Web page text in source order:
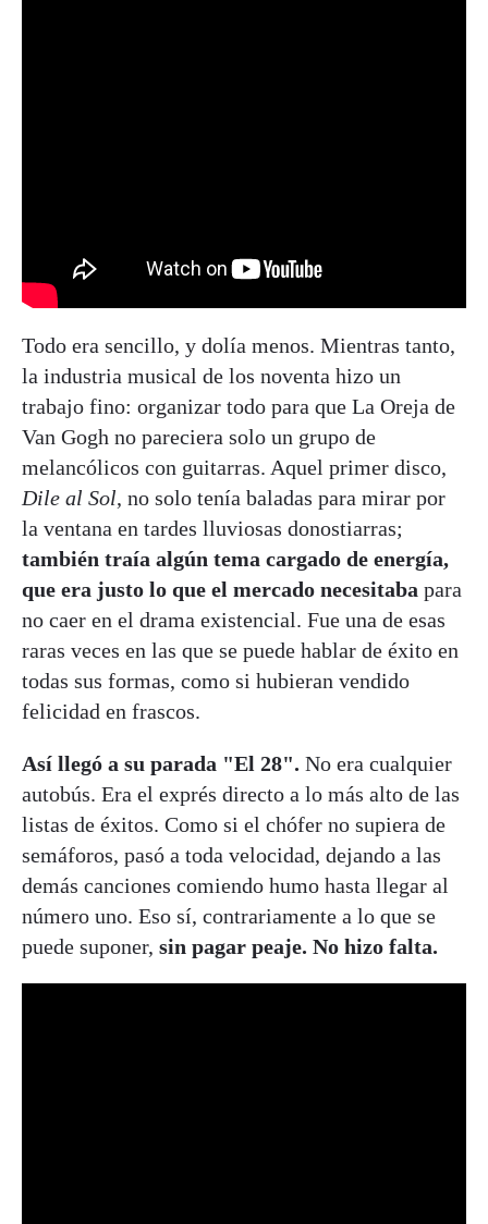
Todo era sencillo, y dolía menos. Mientras tanto,
la industria musical de los noventa hizo un
trabajo fino: organizar todo para que La Oreja de
Van Gogh no pareciera solo un grupo de
melancólicos con guitarras. Aquel primer disco,
Dile al Sol, no solo tenía baladas para mirar por
la ventana en tardes lluviosas donostiarras;
también traía algún tema cargado de energía,
que era justo lo que el mercado necesitaba para
no caer en el drama existencial. Fue una de esas
raras veces en las que se puede hablar de éxito en
todas sus formas, como si hubieran vendido
felicidad en frascos.
Así llegó a su parada "El 28". No era cualquier
autobús. Era el exprés directo a lo más alto de las
listas de éxitos. Como si el chófer no supiera de
semáforos, pasó a toda velocidad, dejando a las
demás canciones comiendo humo hasta llegar al
número uno. Eso sí, contrariamente a lo que se
puede suponer, sin pagar peaje. No hizo falta.